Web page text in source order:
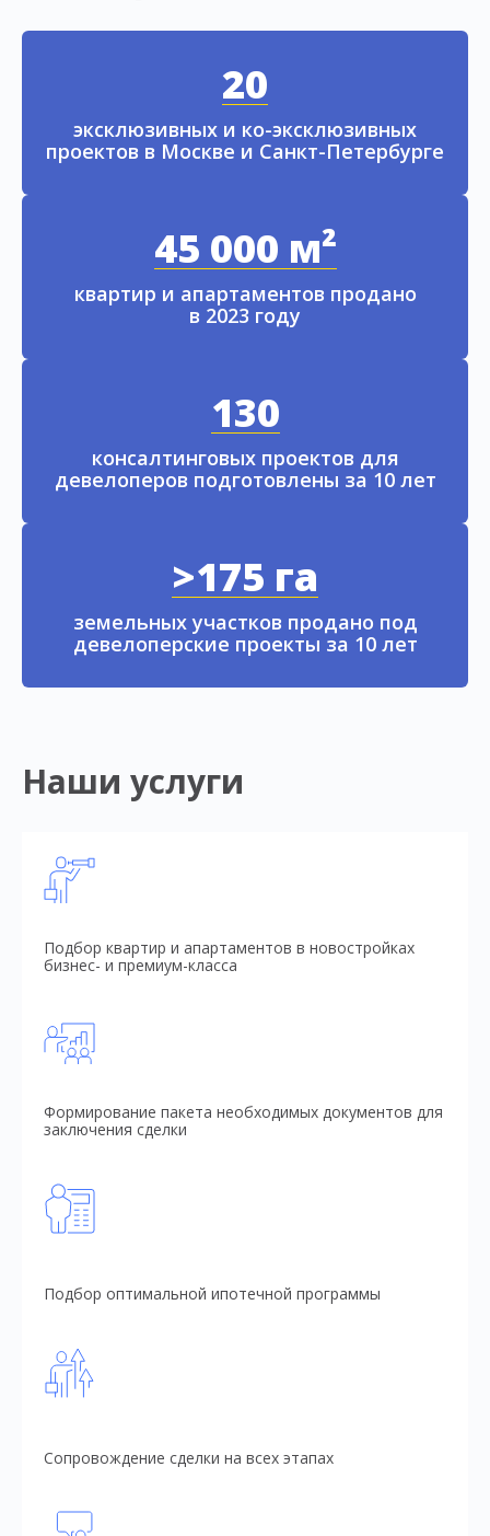
20
эксклюзивных и ко-эксклюзивных
проектов в Москве и Санкт-Петербурге
45 000 м²
квартир и апартаментов продано
в 2023 году
130
консалтинговых проектов для
девелоперов подготовлены за 10 лет
>175 га
земельных участков продано под
девелоперские проекты за 10 лет
Наши услуги
Подбор квартир и апартаментов в новостройках
бизнес- и премиум-класса
Формирование пакета необходимых документов для
заключения сделки
Подбор оптимальной ипотечной программы
Сопровождение сделки на всех этапах